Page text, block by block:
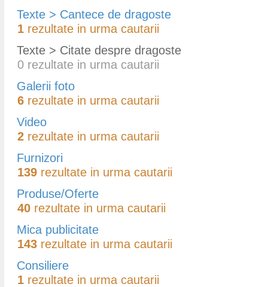
Texte > Cantece de dragoste
1 rezultate in urma cautarii
Texte > Citate despre dragoste
0 rezultate in urma cautarii
Galerii foto
6 rezultate in urma cautarii
Video
2 rezultate in urma cautarii
Furnizori
139 rezultate in urma cautarii
Produse/Oferte
40 rezultate in urma cautarii
Mica publicitate
143 rezultate in urma cautarii
Consiliere
1 rezultate in urma cautarii